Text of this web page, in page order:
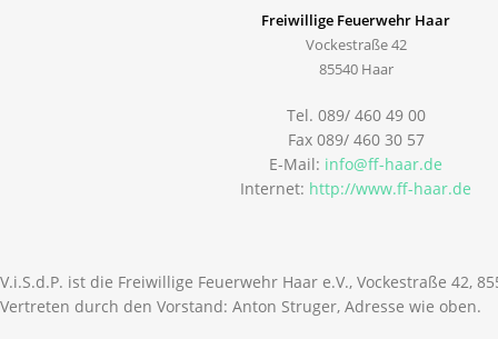
Freiwillige Feuerwehr Haar
Vockestraße 42
85540 Haar
Tel. 089/ 460 49 00
Fax 089/ 460 30 57
E-Mail: info@ff-haar.de
Internet: http://www.ff-haar.de
V.i.S.d.P. ist die Freiwillige Feuerwehr Haar e.V., Vockestraße 42,
Vertreten durch den Vorstand: Anton Struger, Adresse wie oben.